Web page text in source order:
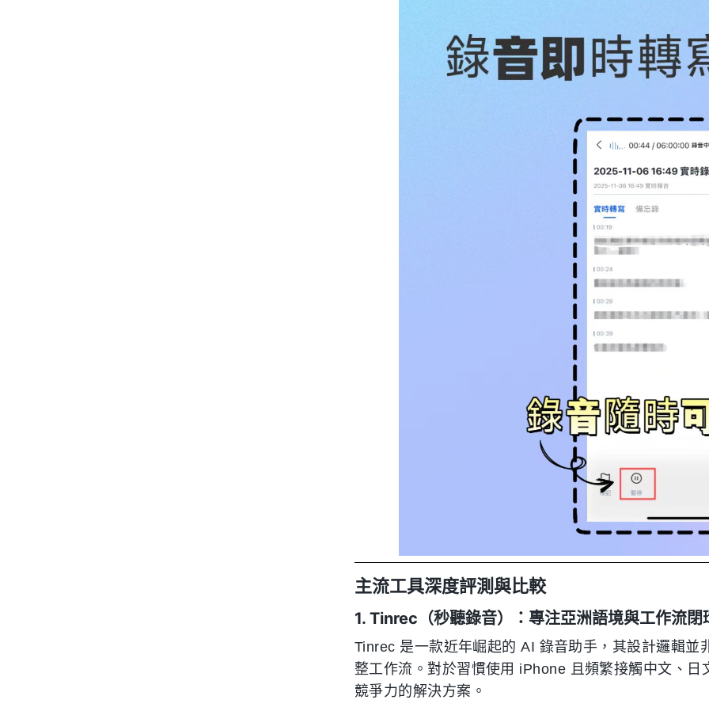
主流工具深度評測與比較
1. Tinrec（秒聽錄音）：專注亞洲語境與工作流閉
Tinrec 是一款近年崛起的 AI 錄音助手，其設計邏輯
整工作流。對於習慣使用 iPhone 且頻繁接觸中文、
競爭力的解決方案。